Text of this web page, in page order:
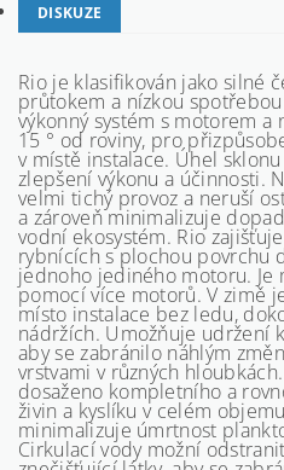
DISKUZE
Rio je klasifikován jako silné
průtokem a nízkou
výkonný systém s motorem
15 ° od roviny, pro
v místě instalace. Úhel
zlepšení výkonu a účinnosti.
velmi tichý provoz a neruší
a zároveň minimalizuje
vodní ekosystém. Rio
rybnících s plochou povrchu
jednoho jediného motoru. Je
pomocí více motorů. V zimě
místo instalace bez ledu,
nádržích. Umožňuje udržení
aby se zabránilo náhlým
vrstvami v různých
dosaženo kompletního a
živin a kyslíku v celém
minimalizuje úmrtnost
Cirkulací vody možní